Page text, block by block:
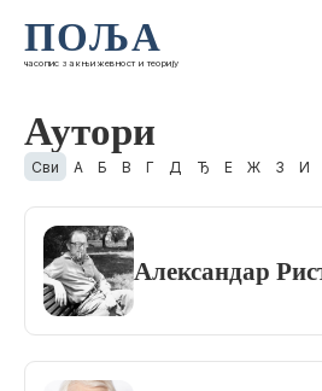
ПОЉА
часопис за књижевност и теорију
Аутори
Сви А Б В Г Д Ђ Е Ж З И
Александар